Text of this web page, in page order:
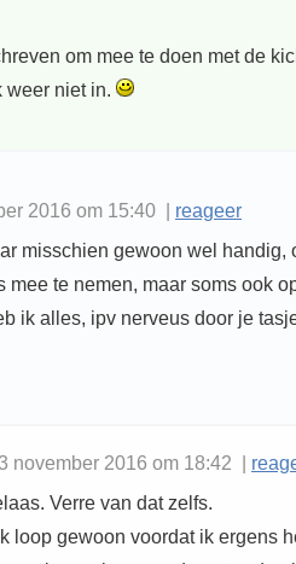
om mee te doen met de
weer niet in.
2016 om 15:40 | reageer
misschien gewoon wel handig,
te nemen, maar soms ook
ik alles, ipv nerveus door je
november 2016 om 18:42 |
Verre van dat zelfs.
loop gewoon voordat ik ergens